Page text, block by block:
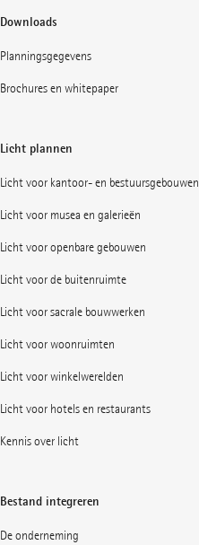
Downloads
Planningsgegevens
Brochures en whitepaper
Licht plannen
Licht voor kantoor- en bestuursgebouwen
Licht voor musea en galerieën
Licht voor openbare gebouwen
Licht voor de buitenruimte
Licht voor sacrale bouwwerken
Licht voor woonruimten
Licht voor winkelwerelden
Licht voor hotels en restaurants
Kennis over licht
Bestand integreren
De onderneming